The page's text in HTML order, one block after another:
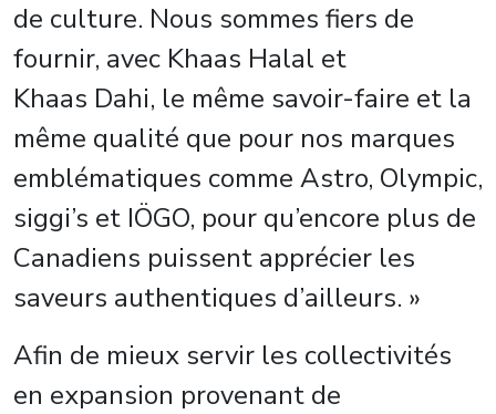
de culture. Nous sommes fiers de
fournir, avec Khaas Halal et
Khaas Dahi, le même savoir-faire et la
même qualité que pour nos marques
emblématiques comme Astro, Olympic,
siggi’s et IÖGO, pour qu’encore plus de
Canadiens puissent apprécier les
saveurs authentiques d’ailleurs. »
Afin de mieux servir les collectivités
en expansion provenant de